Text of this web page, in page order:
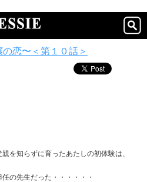
恋〜＜第１０話＞
を知らずに育ったあたしの初体験は、
の先生だった・・・・・・